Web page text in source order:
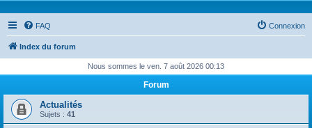
FAQ Connexion
Index du forum
Nous sommes le ven. 7 août 2026 00:13
Forum
Actualités
Sujets : 41